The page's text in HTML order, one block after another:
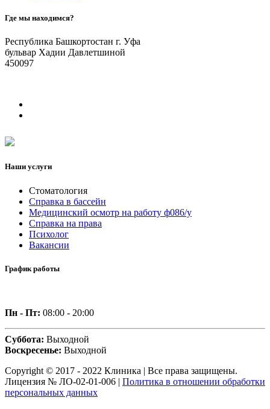
Где мы находимся?
Республика Башкортостан г. Уфа
бульвар Хадии Давлетшиной
450097
Наши услуги
Стоматология
Справка в бассейн
Медицинский осмотр на работу ф086/у
Справка на права
Психолог
Вакансии
График работы
Пн - Пт: 08:00 - 20:00
Суббота: Выходной
Воскресенье: Выходной
Copyright © 2017 - 2022 Клиника | Все права защищены.
Лицензия № ЛО-02-01-006 | Политика в отношении обработки
персональных данных